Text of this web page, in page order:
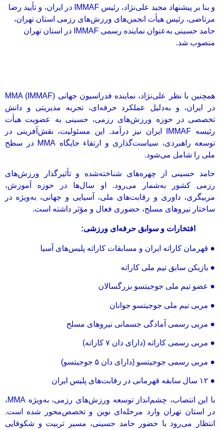
و بنا بر پیشنهاد مجید علی‌نژاد، رئیس IMMAF در ایران، و تأیید رضا
مرتاضی، رئیس هیأت انجمن‌های ورزش‌های رزمی استان تهران،
حامد حسینی به‌عنوان نماینده رسمی IMMAF در استان تهران
منصوب شد.
همچنین با نظر علی‌نژاد، نماینده فدراسیون جهانی MMA (IMMAF)
در ایران، و به‌دلیل عملکرد حرفه‌ای، تجربه مدیریتی و دانش
تخصصی در حوزه ورزش‌های رزمی، حسینی به عضویت هیأت
رئیسه IMMAF ایران نیز درآمد. این مسئولیت، نقش‌آفرینی در
توسعه راهبردی، سیاست‌گذاری و ارتقاء جایگاه MMA در سطح
ملی را شامل می‌شود.
حامد حسینی از چهره‌های شناخته‌شده و تأثیرگذار ورزش‌های
رزمی کشور به‌شمار می‌رود. او سال‌ها در حوزه آموزش،
مربیگری، داوری و رقابت‌های ملی، آسیایی و جهانی، به‌ویژه در
ساختار نیروهای مسلح، حضوری فعال و مؤثر داشته است.
افتخارات و سوابق حرفه‌ای ورزشی:
● قهرمان کاراته ایران و مسابقات کاراته پلیس‌های آسیا
● بازیکن سابق تیم ملی کاراته
● عضو تیم ملی جوجیتسو بزرگسالان
● مربی تیم ملی جوجیتسو جوانان
● مربی رسمی آمادگی جسمانی نیروهای مسلح
● مربی رسمی کاراته (دارای دان ۷ کاراته)
● مربی رسمی جوجیتسو (دارای دان ۵ جوجیتسو)
● ۱۲ سال سابقه قهرمانی در رقابت‌های پلیس ایران
با این انتصاب، چشم‌انداز توسعه ورزش‌های رزمی، به‌ویژه MMA،
در استان تهران وارد مرحله‌ای نوین و تخصص‌محور شده است.
انتظار می‌رود با حضور حامد حسینی، مسیر تربیت و شکوفایی